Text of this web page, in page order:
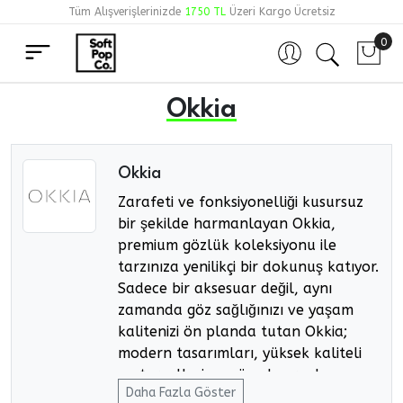
Tüm Alışverişlerinizde 1750 TLÜzeri Kargo Ücretsiz
Hesabım 0
Okkia
Okkia
Zarafeti ve fonksiyonelliği kusursuz
bir şekilde harmanlayan Okkia,
premium gözlük koleksiyonu ile
tarzınıza yenilikçi bir dokunuş katıyor.
Sadece bir aksesuar değil, aynı
zamanda göz sağlığınızı ve yaşam
kalitenizi ön planda tutan Okkia;
modern tasarımları, yüksek kaliteli
materyalleri ve göz alıcı renk
seçenekleriyle dikkat çekiyor.
Daha Fazla Göster